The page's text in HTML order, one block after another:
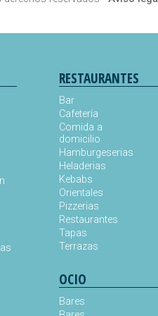
RESTAURANTES
Bar
Cafetería
Comida a
domicilio
Hamburgeserias
Heladerias
Kebabs
Orientales
Pizzerias
Restaurantes
Tapas
Terrazas
OCIO
Bares